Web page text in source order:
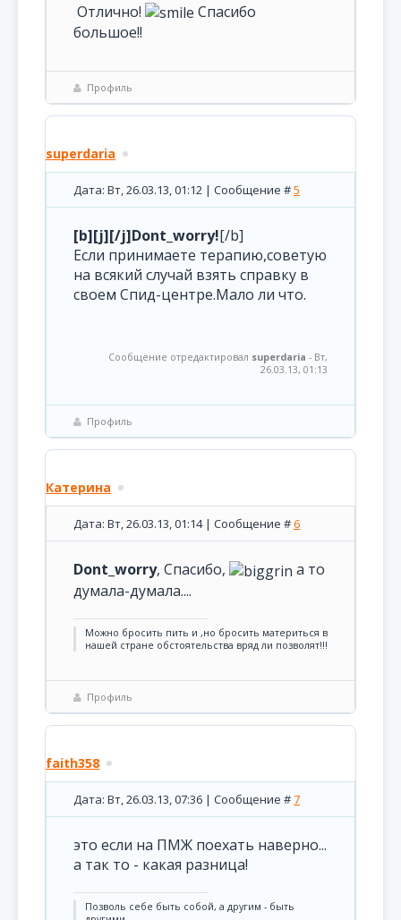
Отлично!
Спасибо
большое!!
Профиль
superdaria
Дата: Вт, 26.03.13, 01:12 | Сообщение #5
[b][j][/j]Dont_worry![/b]
Если принимаете терапию,советую
на всякий случай взять справку в
своем Спид-центре.Мало ли что.
Сообщение отредактировал superdaria - Вт,
26.03.13, 01:13
Профиль
Катерина
Дата: Вт, 26.03.13, 01:14 | Сообщение #6
Dont_worry, Спасибо,
а то
думала-думала....
Можно бросить пить и ,но бросить материться в
нашей стране обстоятельства вряд ли позволят!!!
Профиль
faith358
Дата: Вт, 26.03.13, 07:36 | Сообщение #7
это если на ПМЖ поехать наверно...
а так то - какая разница!
Позволь себе быть собой, а другим - быть